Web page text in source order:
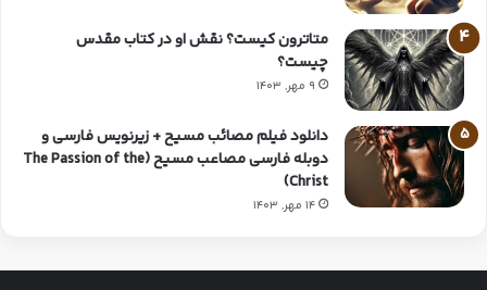
متاترون کیست؟ نقش او در کتاب مقدس
چیست؟
9 مهر, 1403
دانلود فیلم مصائب مسیح + زیرنویس فارسی و
دوبله فارسی مصاعب مسیح (The Passion of the
Christ)
14 مهر, 1403